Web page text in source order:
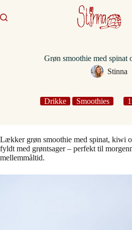
til
indhold
Grøn smoothie med spinat
Stinna
Drikke Smoothies
Lækker grøn smoothie med spinat, kiwi
fyldt med grøntsager – perfekt til
mellemmåltid.